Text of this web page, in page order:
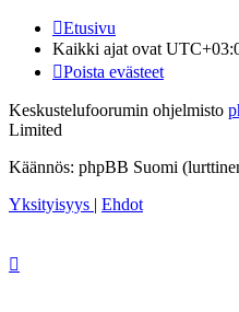
Etusivu
Kaikki ajat ovat
Poista evästeet
Keskustelufoorumin ohjelmisto
Limited
Käännös: phpBB Suomi
Yksityisyys | Ehdot